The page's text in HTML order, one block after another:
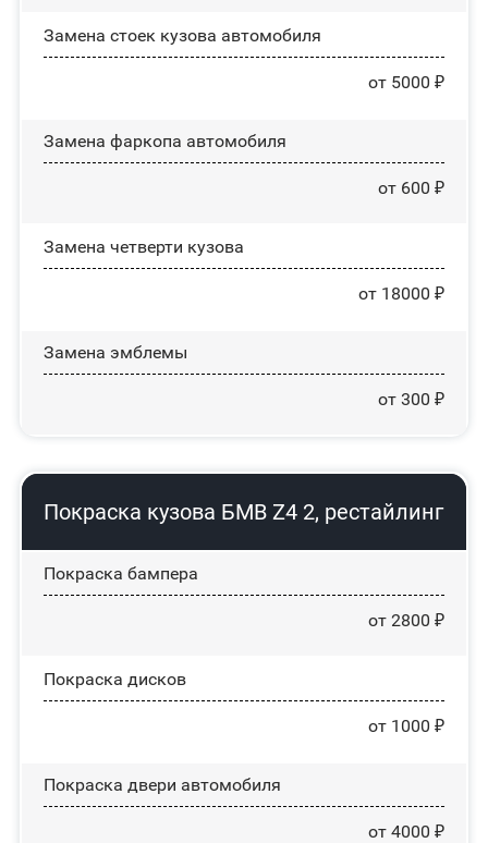
Замена стоек кузова автомобиля
от 5000 ₽
Замена фаркопа автомобиля
от 600 ₽
Замена четверти кузова
от 18000 ₽
Замена эмблемы
от 300 ₽
Покраска кузова БМВ Z4 2, рестайлинг
Покраска бампера
от 2800 ₽
Покраска дисков
от 1000 ₽
Покраска двери автомобиля
от 4000 ₽